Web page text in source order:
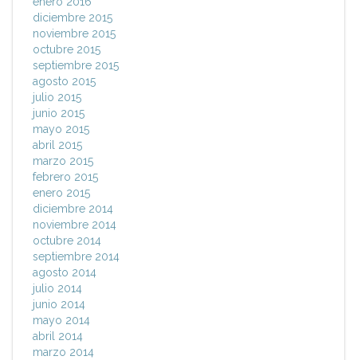
diciembre 2015
noviembre 2015
octubre 2015
septiembre 2015
agosto 2015
julio 2015
junio 2015
mayo 2015
abril 2015
marzo 2015
febrero 2015
enero 2015
diciembre 2014
noviembre 2014
octubre 2014
septiembre 2014
agosto 2014
julio 2014
junio 2014
mayo 2014
abril 2014
marzo 2014